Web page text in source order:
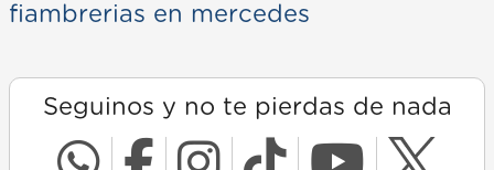
fiambrerias en mercedes
Seguinos y no te pierdas de nada